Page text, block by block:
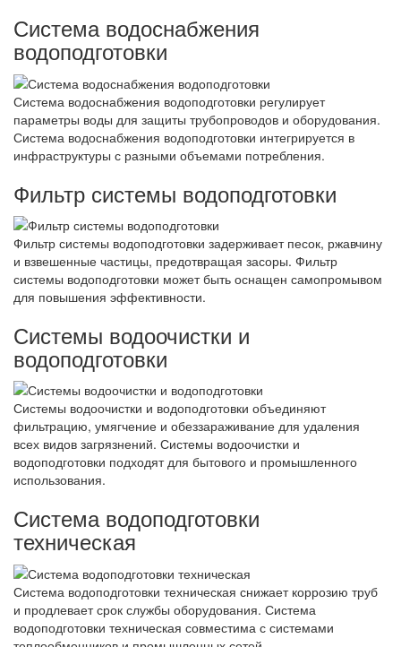
Система водоснабжения
водоподготовки
Система водоснабжения водоподготовки регулирует
параметры воды для защиты трубопроводов и оборудования.
Система водоснабжения водоподготовки интегрируется в
инфраструктуры с разными объемами потребления.
Фильтр системы водоподготовки
Фильтр системы водоподготовки задерживает песок, ржавчину
и взвешенные частицы, предотвращая засоры. Фильтр
системы водоподготовки может быть оснащен самопромывом
для повышения эффективности.
Системы водоочистки и
водоподготовки
Системы водоочистки и водоподготовки объединяют
фильтрацию, умягчение и обеззараживание для удаления
всех видов загрязнений. Системы водоочистки и
водоподготовки подходят для бытового и промышленного
использования.
Система водоподготовки
техническая
Система водоподготовки техническая снижает коррозию труб
и продлевает срок службы оборудования. Система
водоподготовки техническая совместима с системами